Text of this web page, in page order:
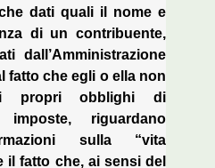
dati quali il nome e
di un contribuente,
dall’Amministrazione
fatto che egli o ella non
propri obblighi di
riguardano
sulla “vita
il fatto che, ai sensi del